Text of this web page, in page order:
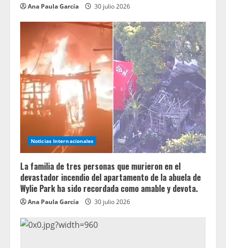
Ana Paula García 30 julio 2026
Noticias Internacionales
La familia de tres personas que murieron en el
devastador incendio del apartamento de la abuela de
Wylie Park ha sido recordada como amable y devota.
Ana Paula García 30 julio 2026